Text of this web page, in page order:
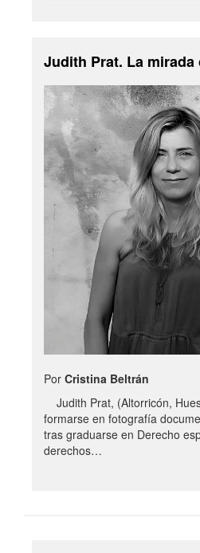
Judith Prat. La
Por Cristina Beltrán
Judith Prat, (Altorricón,
formarse en fotografía
tras graduarse en Derecho
derechos…